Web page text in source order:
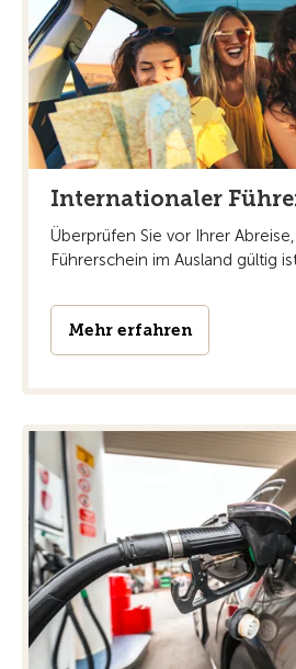
Internationaler
Überprüfen Sie vor Ihrer
Führerschein im Ausland gültig
Mehr erfahren